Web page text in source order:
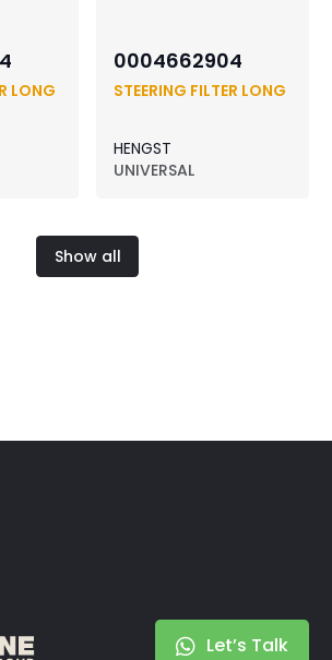
LONG
0004662904
STEERING FILTER LONG
HENGST
UNIVERSAL
Show all
Let’s Talk